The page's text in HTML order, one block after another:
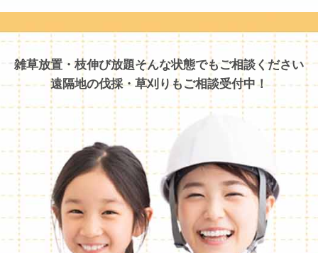
雑草放置・枝伸び放題そんな状態でもご相談ください
遠隔地の伐採・草刈りもご相談受付中！